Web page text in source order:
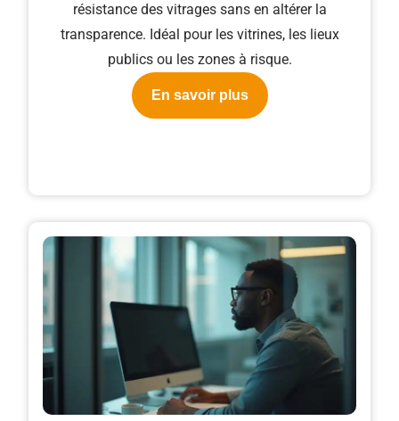
résistance des vitrages sans en altérer la
transparence. Idéal pour les vitrines, les lieux
publics ou les zones à risque.
En savoir plus